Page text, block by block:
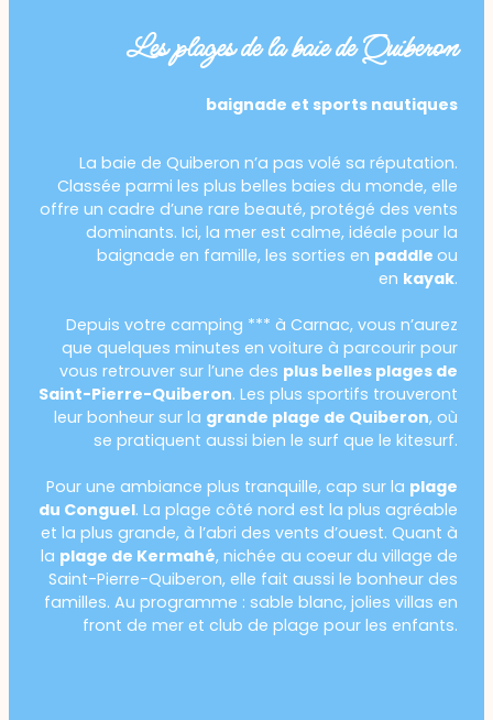
Les plages de la baie de Quiberon
baignade et sports nautiques
La baie de Quiberon n’a pas volé sa réputation.
Classée parmi les plus belles baies du monde, elle
offre un cadre d’une rare beauté, protégé des vents
dominants. Ici, la mer est calme, idéale pour la
baignade en famille, les sorties en paddle ou
en kayak.
Depuis votre camping *** à Carnac, vous n’aurez
que quelques minutes en voiture à parcourir pour
vous retrouver sur l’une des plus belles plages de
Saint-Pierre-Quiberon. Les plus sportifs trouveront
leur bonheur sur la grande plage de Quiberon, où
se pratiquent aussi bien le surf que le kitesurf.
Pour une ambiance plus tranquille, cap sur la plage
du Conguel. La plage côté nord est la plus agréable
et la plus grande, à l’abri des vents d’ouest. Quant à
la plage de Kermahé, nichée au coeur du village de
Saint-Pierre-Quiberon, elle fait aussi le bonheur des
familles. Au programme : sable blanc, jolies villas en
front de mer et club de plage pour les enfants.